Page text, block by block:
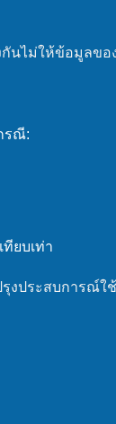
นไม่ให้ข้อมูลข
รณี:
ยบเท่า
งประสบการณ์